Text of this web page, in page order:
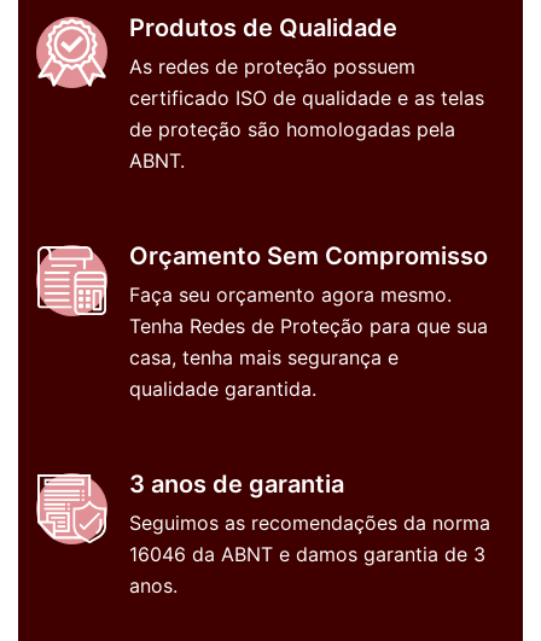
Produtos de Qualidade
As redes de proteção possuem
certificado ISO de qualidade e as telas
de proteção são homologadas pela
ABNT.
Orçamento Sem Compromisso
Faça seu orçamento agora mesmo.
Tenha Redes de Proteção para que sua
casa, tenha mais segurança e
qualidade garantida.
3 anos de garantia
Seguimos as recomendações da norma
16046 da ABNT e damos garantia de 3
anos.